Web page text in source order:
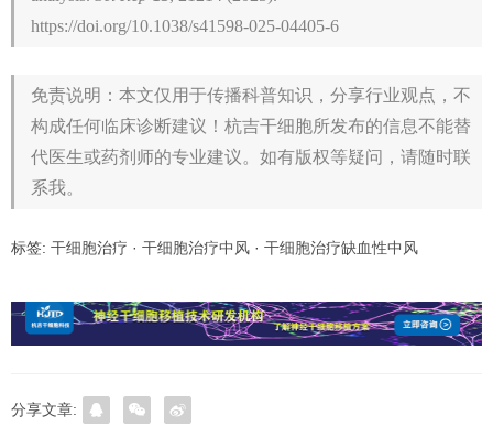
https://doi.org/10.1038/s41598-025-04405-6
免责说明：本文仅用于传播科普知识，分享行业观点，不
构成任何临床诊断建议！杭吉干细胞所发布的信息不能替
代医生或药剂师的专业建议。如有版权等疑问，请随时联
系我。
标签: 干细胞治疗 · 干细胞治疗中风 · 干细胞治疗缺血性中风
分享文章: